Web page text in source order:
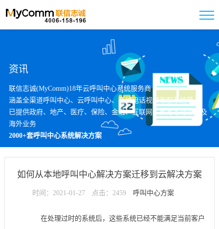
资讯
联信志诚(MyComm)18年云呼叫中心系统服务商
涵盖全渠道呼叫中心、云呼叫中心、在线电话视频客服系统等
已提供政府、地产、医疗、保险、金融、互联网、教育等行业以及
海外业务
2000+套呼叫中心系统解决方案
如何从本地呼叫中心解决方案迁移到云解决方案
时间：2021-01-27 点击：2459 呼叫中心方案
在处理过时的系统后，这些系统已经不能满足当前客户